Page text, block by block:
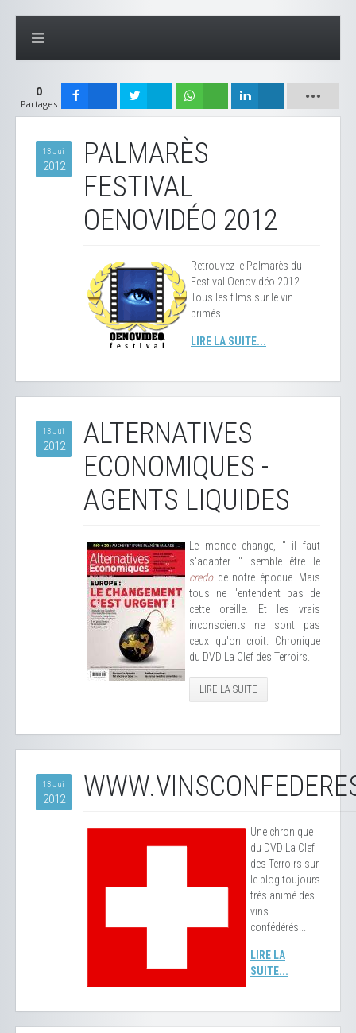
0
Partages
13 Jui
2012
PALMARÈS
FESTIVAL
OENOVIDÉO 2012
Retrouvez le Palmarès du
Festival Oenovidéo 2012...
Tous les films sur le vin
primés.
LIRE LA SUITE...
13 Jui
2012
ALTERNATIVES
ECONOMIQUES -
AGENTS LIQUIDES
Le monde change, " il faut
s'adapter " semble être le
credode notre époque. Mais
tous ne l'entendent pas de
cette oreille. Et les vrais
inconscients ne sont pas
ceux qu'on croit. Chronique
du DVD La Clef des Terroirs.
LIRE LA SUITE
13 Jui
2012
Une chronique
du DVD La Clef
des Terroirs sur
le blog toujours
très animé des
vins
confédérés...
LIRE LA
SUITE...